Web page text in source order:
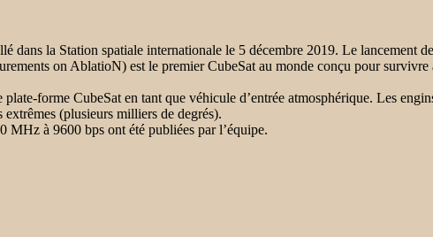
la Station spatiale internationale le 5 décembre 2019. Le lancement
on AblatioN) est le premier CubeSat au monde conçu pour
forme CubeSat en tant que véhicule d’entrée atmosphérique. Les
(plusieurs milliers de degrés).
à 9600 bps ont été publiées par l’équipe.